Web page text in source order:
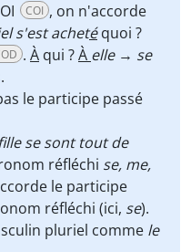
COI , on n'accorde
s'est acheté quoi ?
. À qui ?À elle → se
le participe passé
se sont tout de
réfléchi se, me,
le participe
réfléchi (ici, se).
pluriel comme le